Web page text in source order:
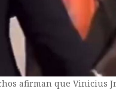
afirman que Vinicius